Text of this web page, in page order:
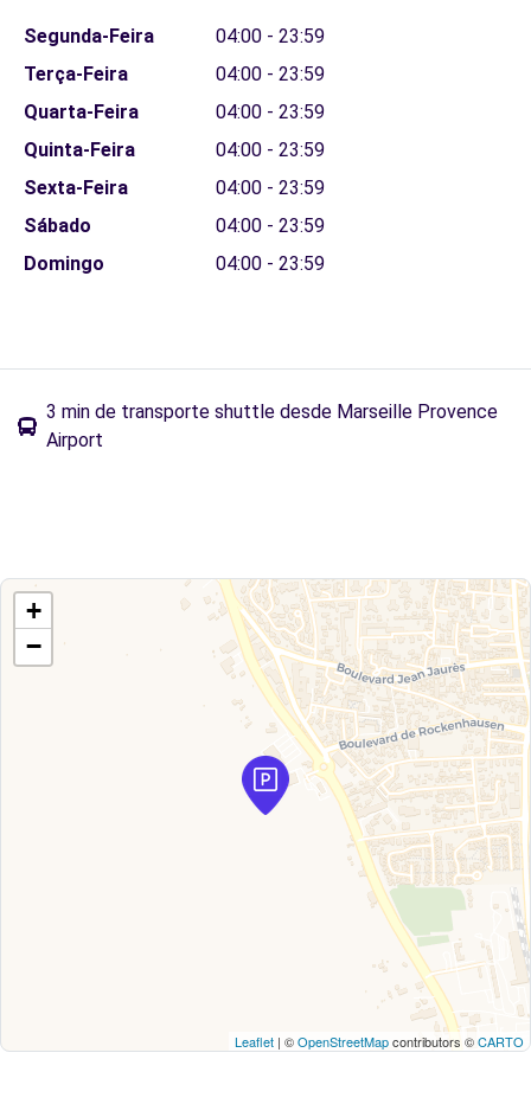
Segunda-Feira
04:00 - 23:59
Terça-Feira
04:00 - 23:59
Quarta-Feira
04:00 - 23:59
Quinta-Feira
04:00 - 23:59
Sexta-Feira
04:00 - 23:59
Sábado
04:00 - 23:59
Domingo
04:00 - 23:59
3 min de transporte shuttle desde Marseille Provence
Airport
+
−
Leaflet | ©OpenStreetMapcontributors ©CARTO